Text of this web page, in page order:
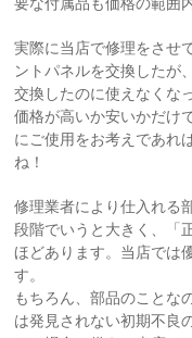
実際に当店で修理をさせ
ントパネルを交換したが
交換したのに使えなくな
価格が高いか安いかだけ
にご使用をお考えであれ
ね！
修理業者により仕入れる
段階でいうと大きく、「
ほどあります。当店では
す。
もちろん、部品のことな
は発見されない初期不良